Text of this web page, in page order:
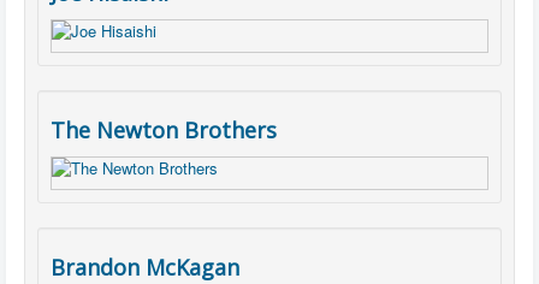
The Newton Brothers
Brandon McKagan